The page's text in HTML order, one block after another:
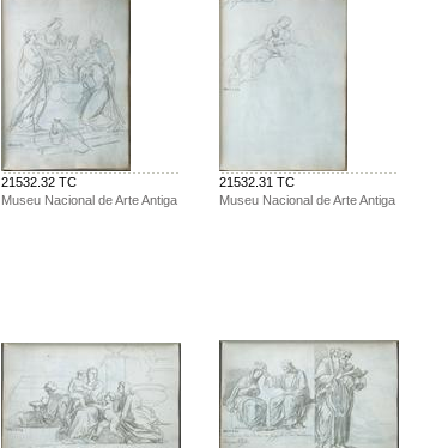
21532.32 TC
Museu Nacional de Arte Antiga
21532.31 TC
Museu Nacional de Arte Antiga